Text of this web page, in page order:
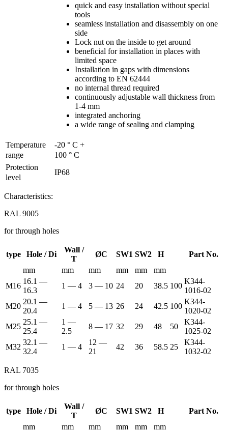
quick and easy installation without special
tools
seamless installation and disassembly on one
side
Lock nut on the inside to get around
beneficial for installation in places with
limited space
Installation in gaps with dimensions
according to EN 62444
no internal thread required
continuously adjustable wall thickness from
1-4 mm
integrated anchoring
a wide range of sealing and clamping
Temperature
range
-20 ° C +
100 ° C
Protection
level
IP68
Characteristics:
RAL 9005
for through holes
type Hole / Di
Wall /
T
ØC SW1 SW2 H
Part No.
mm
mm mm mm mm
mm
M16
16.1 —
16.3
1 — 4 3 — 10 24 20 38.5 100
K344-
1016-02
M20
20.1 —
20.4
1 — 4 5 — 13 26 24 42.5 100
K344-
1020-02
M25
25.1 —
25.4
1 —
2.5
8 — 17 32 29 48 50
K344-
1025-02
M32
32.1 —
32.4
1 — 4
12 —
21
42 36 58.5 25
K344-
1032-02
RAL 7035
for through holes
type Hole / Di
Wall /
T
ØC SW1 SW2 H
Part No.
mm
mm mm mm mm
mm